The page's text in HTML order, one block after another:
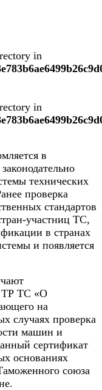
in
in
в
технических
проверка
стандартов
участниц ТС,
в странах
и появляется
ТР ТС «О
на
случаях проверка
машин и
сертификат
основаниях
союза